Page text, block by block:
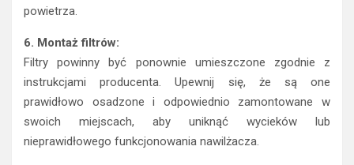
powietrza.
6. Montaż filtrów:
Filtry powinny być ponownie umieszczone zgodnie z
instrukcjami producenta. Upewnij się, że są one
prawidłowo osadzone i odpowiednio zamontowane w
swoich miejscach, aby uniknąć wycieków lub
nieprawidłowego funkcjonowania nawilżacza.